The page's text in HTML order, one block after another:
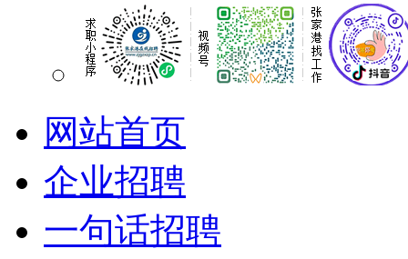
网站首页
企业招聘
一句话招聘